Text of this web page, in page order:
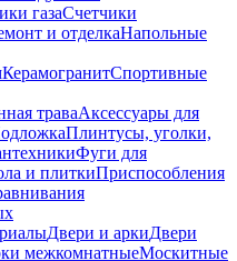
газаСчетчики
и отделкаНапольные
КерамогранитСпортивные
траваАксессуары для
Плинтусы, уголки,
Фуги для
и плиткиПриспособления
Двери и аркиДвери
межкомнатныеМоскитные